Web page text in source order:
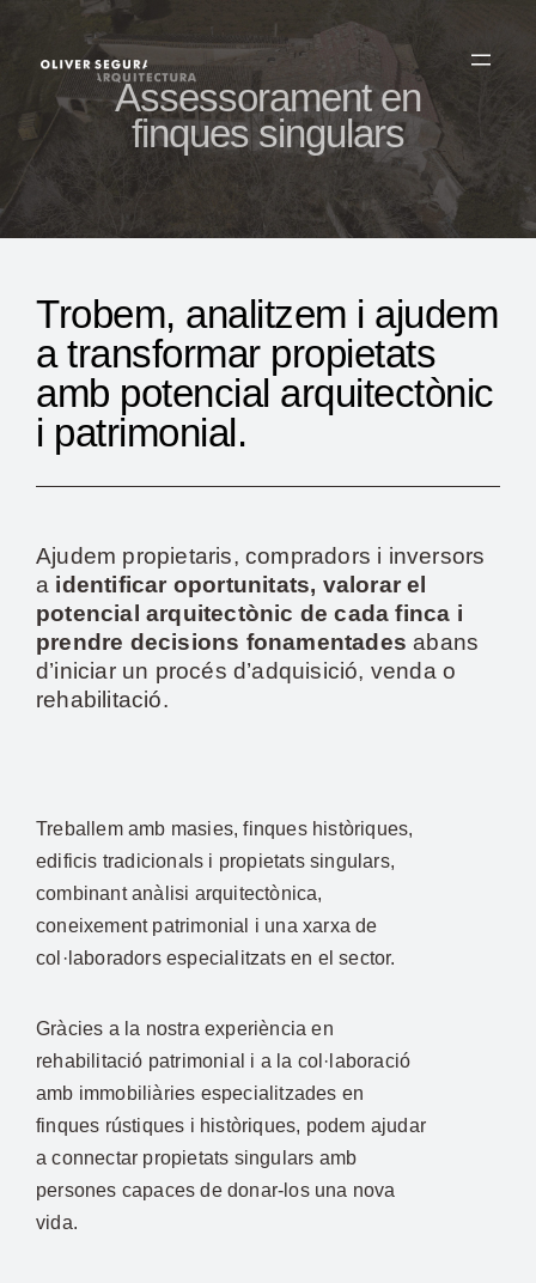
contingut
Assessorament en
finques singulars
Trobem, analitzem i ajudem
a transformar propietats
amb potencial arquitectònic
i patrimonial.
Ajudem propietaris, compradors i inversors
a identificar oportunitats, valorar el
potencial arquitectònic de cada finca i
prendre decisions fonamentades abans
d’iniciar un procés d’adquisició, venda o
rehabilitació.
Treballem amb masies, finques històriques,
edificis tradicionals i propietats singulars,
combinant anàlisi arquitectònica,
coneixement patrimonial i una xarxa de
col·laboradors especialitzats en el sector.
Gràcies a la nostra experiència en
rehabilitació patrimonial i a la col·laboració
amb immobiliàries especialitzades en
finques rústiques i històriques, podem ajudar
a connectar propietats singulars amb
persones capaces de donar-los una nova
vida.